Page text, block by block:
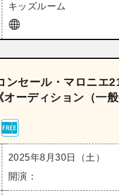
キッズルーム
ンセール・マロニエ
ーディション（一般
2025年8月30日（土）
開演：